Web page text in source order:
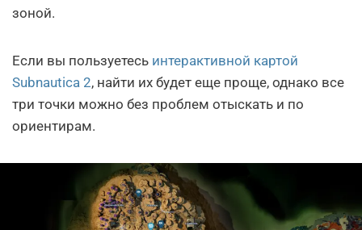
зоной.
Если вы пользуетесь интерактивной картой
Subnautica 2, найти их будет еще проще, однако все
три точки можно без проблем отыскать и по
ориентирам.